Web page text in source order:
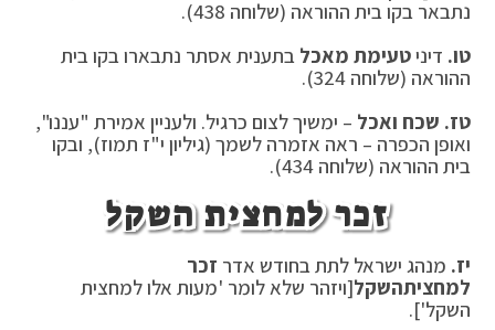
נתבאר בקו בית ההוראה (שלוחה 438).
טו. דיניטעימת מאכל בתענית אסתר נתבארו בקו בית
ההוראה (שלוחה 324).
טז. שכח ואכל – ימשיך לצום כרגיל. ולעניין אמירת "עננו",
ואופן הכפרה – ראה אזמרה לשמך (גיליון י"ז תמוז), ובקו
בית ההוראה (שלוחה 434).
זכר למחצית השקל
יז. מנהג ישראל לתת בחודש אדר זכר
למחציתהשקל[ויזהר שלא לומר 'מעות אלו למחצית
השקל'].